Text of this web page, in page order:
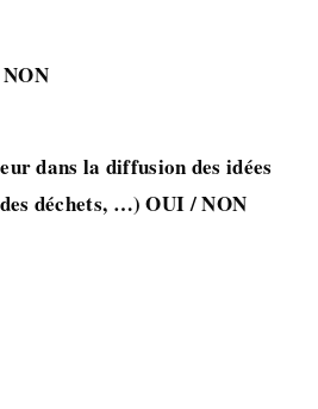
dans la diffusion des idées
déchets, …) OUI / NON